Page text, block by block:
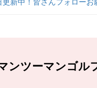
新中！皆さんフォローお
ンツーマンゴル